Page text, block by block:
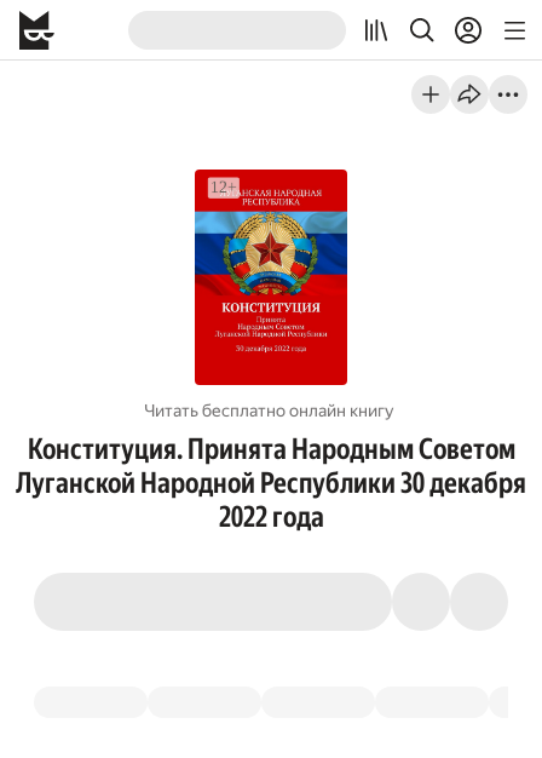
Читать бесплатно онлайн книгу
Конституция. Принята Народным Советом
Луганской Народной Республики 30 декабря
2022 года